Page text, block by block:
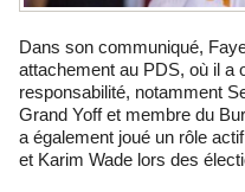
Dans son communiqué, Faye a exprimé son profond
attachement au PDS, où il a
responsabilité, notamment
Grand Yoff et membre du
a également joué un rôle
et Karim Wade lors des